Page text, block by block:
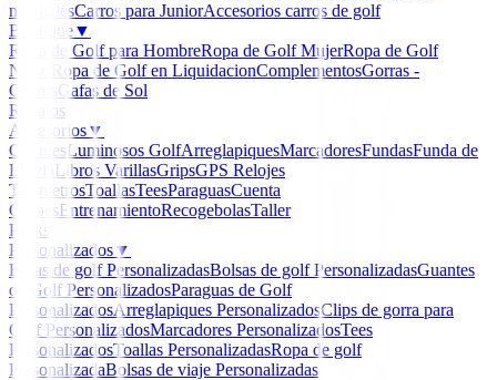
manualesCarros para JuniorAccesorios carros de golf
Boutique▼
Ropa de Golf para HombreRopa de Golf MujerRopa de Golf
Niños
Ropa de Golf en LiquidacionComplementosGorras -
Gorros Gafas de Sol
Regalos
Accesorios▼
GuantesLuminosos GolfArreglapiquesMarcadoresFundasFunda de
Lluvia
Libros VarillasGripsGPS Relojes
TelemetrosToallasTeesParaguasCuenta
GolpesEntrenamientoRecogebolasTaller
Packs
Personalizados▼
Bolas de golf PersonalizadasBolsas de golf PersonalizadasGuantes
de Golf PersonalizadosParaguas de Golf
PersonalizadosArreglapiques PersonalizadosClips de gorra para
Golf PersonalizadosMarcadores PersonalizadosTees
PersonalizadosToallas PersonalizadasRopa de golf
PersonalizadaBolsas de viaje Personalizadas